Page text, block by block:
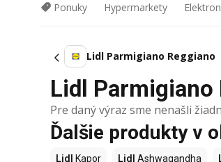
Ponuky Hypermarkety
Lidl Parmigiano Reggiano
Lidl
Pre daný výraz sme nenašli
Ďalšie produkty v
Lidl Kapor Lidl Ashwagandha